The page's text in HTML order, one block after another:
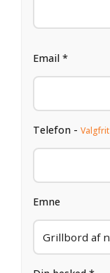
Email *
Telefon - Valgfrit
Emne